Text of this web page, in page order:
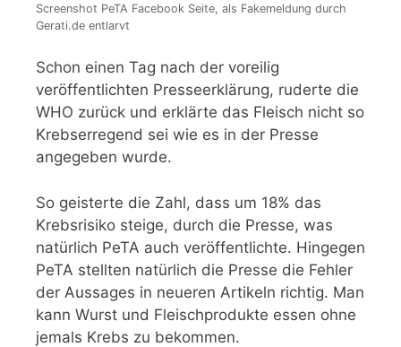
Screenshot PeTA Facebook Seite, als Fakemeldung durch
Gerati.de entlarvt
Schon einen Tag nach der voreilig
veröffentlichten Presseerklärung, ruderte die
WHO zurück und erklärte das Fleisch nicht so
Krebserregend sei wie es in der Presse
angegeben wurde.
So geisterte die Zahl, dass um 18% das
Krebsrisiko steige, durch die Presse, was
natürlich PeTA auch veröffentlichte. Hingegen
PeTA stellten natürlich die Presse die Fehler
der Aussages in neueren Artikeln richtig. Man
kann Wurst und Fleischprodukte essen ohne
jemals Krebs zu bekommen.